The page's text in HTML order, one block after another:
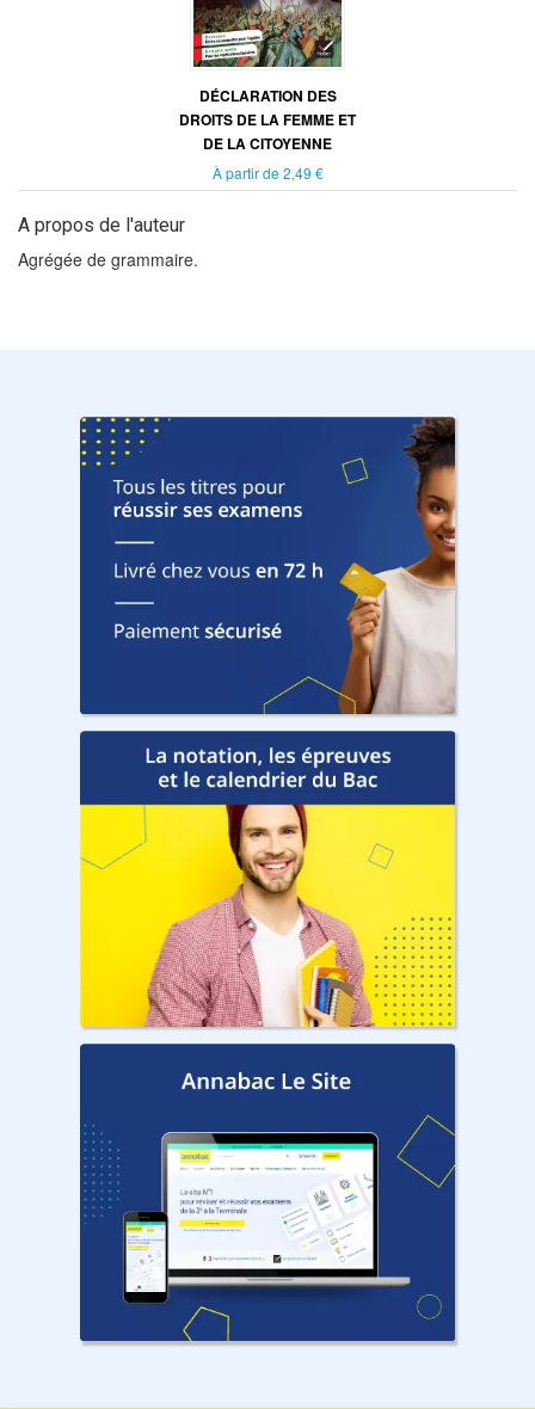
DÉCLARATION DES
DROITS DE LA FEMME ET
DE LA CITOYENNE
À partir de 2,49 €
A propos de l'auteur
Agrégée de grammaire.